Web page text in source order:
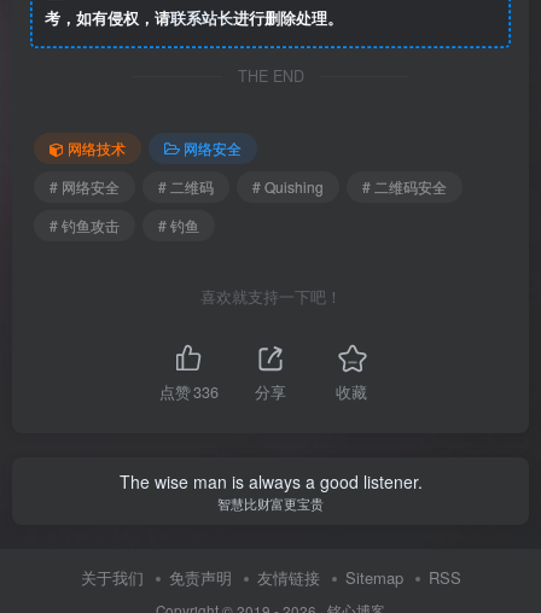
考，如有侵权，请联系站长进行删除处理。
THE END
网络技术
网络安全
# 网络安全
# 二维码 # Quishing
# 二维码安全
# 钓鱼攻击
# 钓鱼
喜欢就支持一下吧！
点赞336 分享 收藏
The wise man is always a good listener.
智慧比财富更宝贵
关于我们 免责声明 友情链接 Sitemap RSS